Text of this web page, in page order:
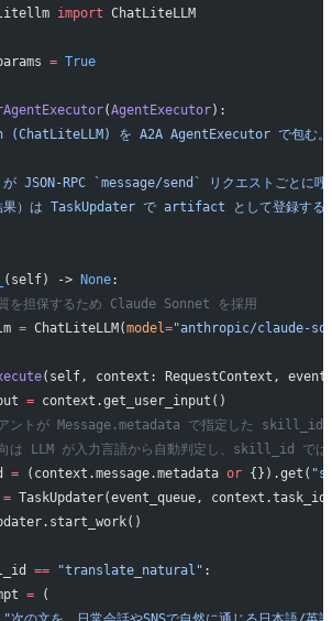
import ChatLiteLLM
= True
(AgentExecutor):
(ChatLiteLLM) を A2A AgentExecutor で包む。
JSON-RPC `message/send` リクエストごとに呼
果）は TaskUpdater で artifact として登録する
(self) -> None:
を担保するため Claude Sonnet を採用
= ChatLiteLLM(model="anthropic/claude-
(self, context: RequestContext,
= context.get_user_input()
ントが Message.metadata で指定した skill_id
LLM が入力言語から自動判定し、skill_id では
= (context.message.metadata or {}).get(
= TaskUpdater(event_queue,
== "translate_natural" :
= (